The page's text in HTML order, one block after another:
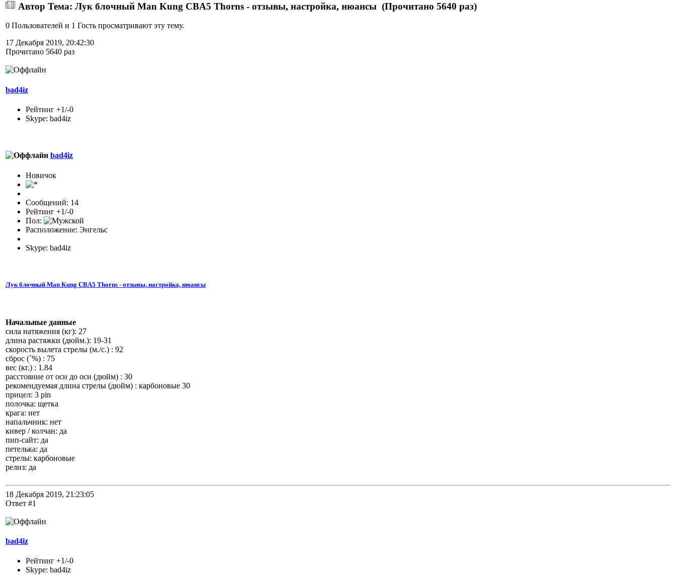
Автор Тема: Лук блочный Man Kung CBA5 Thorns - отзывы, настройка, нюансы (Прочитано 5640 раз)
0 Пользователей и 1 Гость просматривают эту тему.
17 Декабря 2019, 20:42:30
Прочитано 5640 раз
bad4iz
Рейтинг +1/-0
Skype: bad4iz
bad4iz
Новичок
Сообщений: 14
Рейтинг +1/-0
Пол:
Расположение: Энгельс
Skype: bad4iz
Лук блочный Man Kung CBA5 Thorns - отзывы, настройка, нюансы
Начальные данные
сила натяжения (кг): 27
длина растяжки (дюйм.): 19-31
скорость вылета стрелы (м./c.) : 92
сброс (`%) : 75
вес (кг.) : 1.84
расстояние от оси до оси (дюйм) : 30
рекомендуемая длина стрелы (дюйм) : карбоновые 30
прицел: 3 pin
полочка: щетка
крага: нет
напальчник: нет
кивер / колчан: да
пип-сайт: да
петелька: да
стрелы: карбоновые
релиз: да
18 Декабря 2019, 21:23:05
Ответ #1
bad4iz
Рейтинг +1/-0
Skype: bad4iz